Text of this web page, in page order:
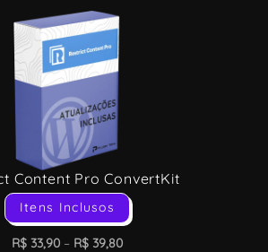
Content Pro ConvertKit
Itens Inclusos
R$ 33,90 – R$ 39,80